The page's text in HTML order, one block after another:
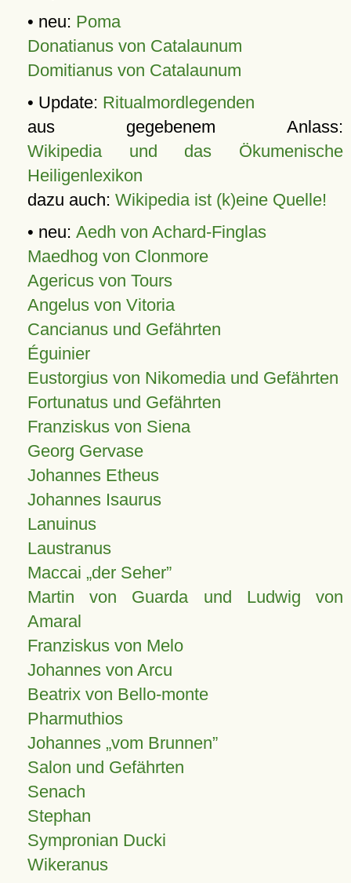
• neu: Poma
Donatianus von Catalaunum
Domitianus von Catalaunum
• Update: Ritualmordlegenden
aus gegebenem Anlass:
Wikipedia und das Ökumenische
Heiligenlexikon
dazu auch: Wikipedia ist (k)eine Quelle!
• neu: Aedh von Achard-Finglas
Maedhog von Clonmore
Agericus von Tours
Angelus von Vitoria
Cancianus und Gefährten
Éguinier
Eustorgius von Nikomedia und Gefährten
Fortunatus und Gefährten
Franziskus von Siena
Georg Gervase
Johannes Etheus
Johannes Isaurus
Lanuinus
Laustranus
Maccai „der Seher”
Martin von Guarda und Ludwig von
Amaral
Franziskus von Melo
Johannes von Arcu
Beatrix von Bello-monte
Pharmuthios
Johannes vom Brunnen
Salon und Gefährten
Senach
Stephan
Sympronian Ducki
Wikeranus